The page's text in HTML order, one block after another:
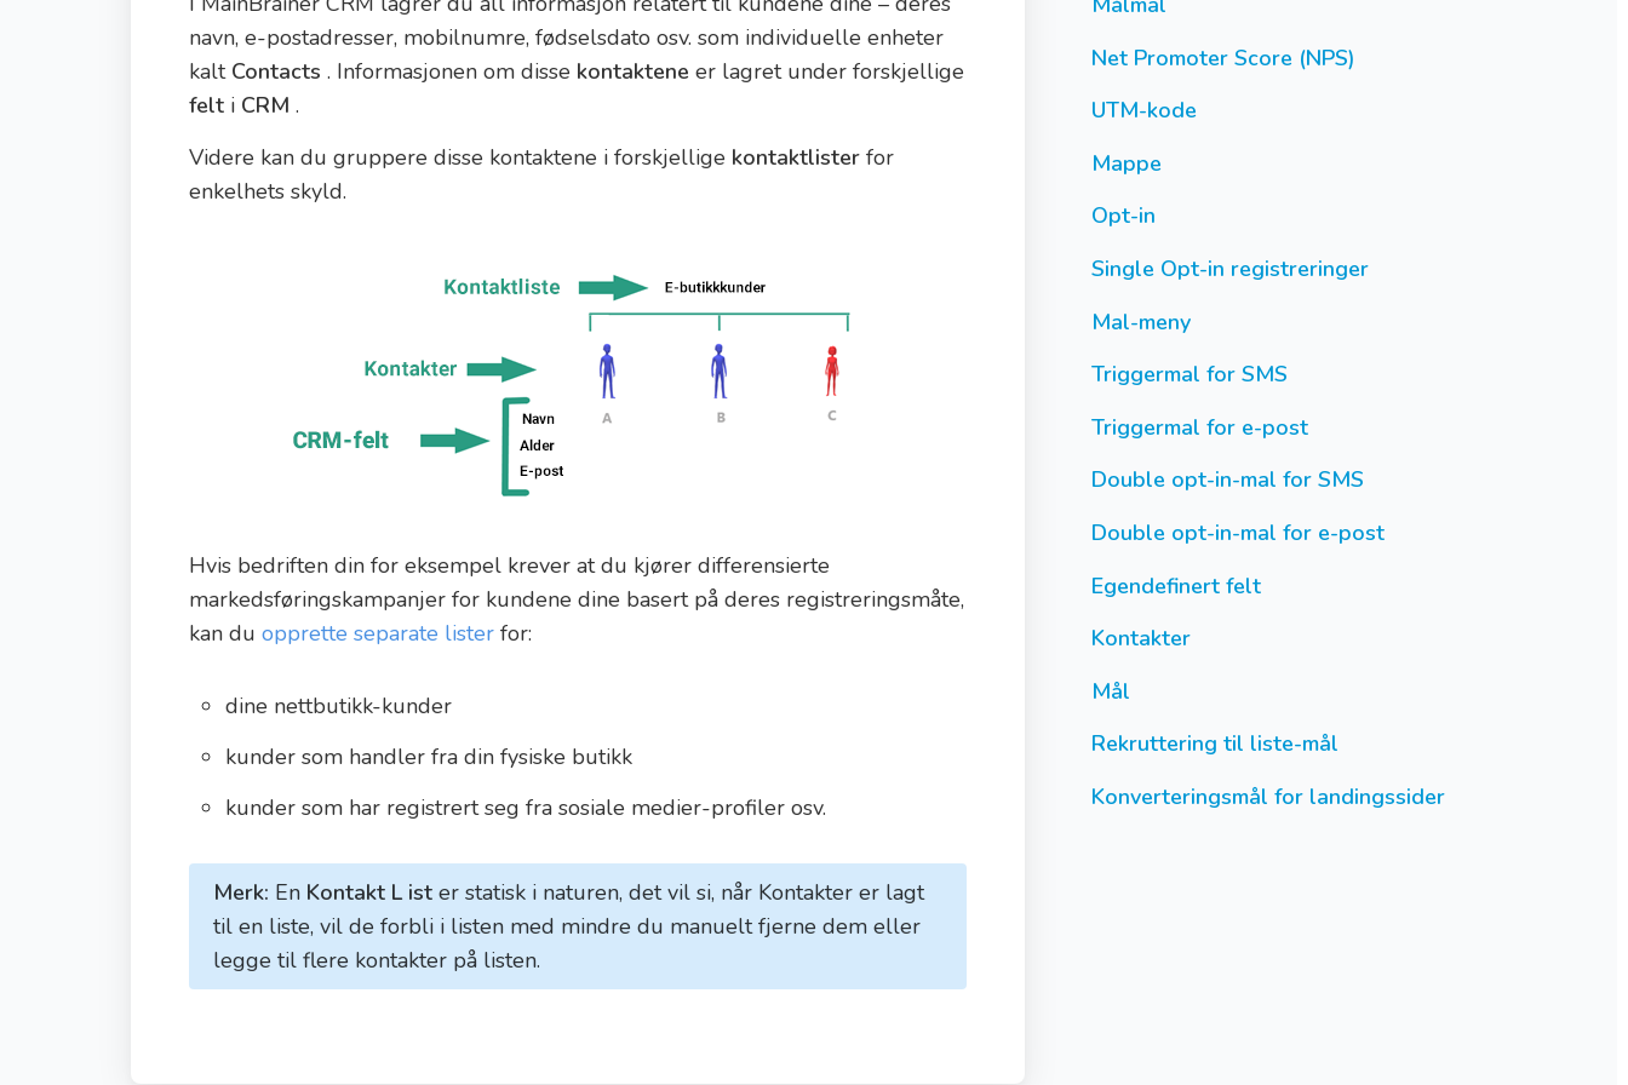
navn, e-postadresser, mobilnumre, fødselsdato osv. som individuelle enheter
kalt Contacts . Informasjonen om disse kontaktene er lagret under forskjellige
felti CRM .
Videre kan du gruppere disse kontaktene i forskjellige kontaktlisterfor
enkelhets skyld.
Hvis bedriften din for eksempel krever at du kjører differensierte
markedsføringskampanjer for kundene dine basert på deres registreringsmåte,
kan du opprette separate listerfor:
dine nettbutikk-kunder
kunder som handler fra din fysiske butikk
kunder som har registrert seg fra sosiale medier-profiler osv.
Merk: En Kontakt L ister statisk i naturen, det vil si, når Kontakter er lagt
til en liste, vil de forbli i listen med mindre du manuelt fjerne dem eller
legge til flere kontakter på listen.
Net Promoter Score (NPS)
UTM-kode
Mappe
Opt-in
Single Opt-in registreringer
Mal-meny
Triggermal for SMS
Triggermal for e-post
Double opt-in-mal for SMS
Double opt-in-mal for e-post
Egendefinert felt
Kontakter
Mål
Rekruttering til liste-mål
Konverteringsmål for landingssider